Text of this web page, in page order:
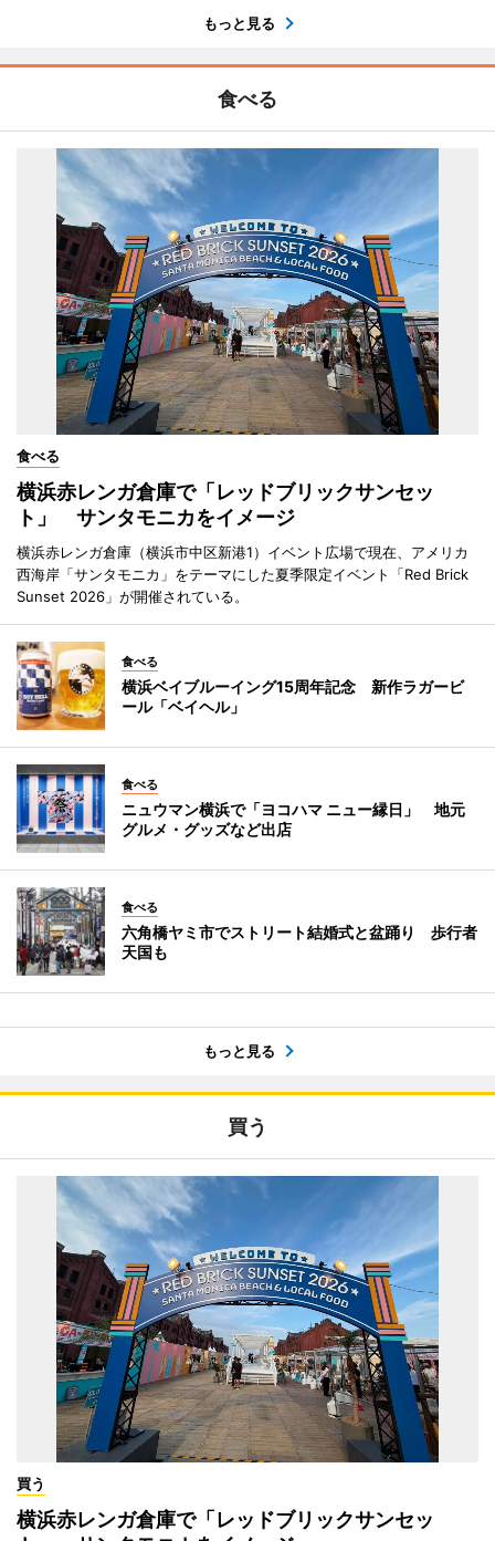
もっと見る
食べる
食べる
横浜赤レンガ倉庫で「レッドブリックサンセッ
ト」 サンタモニカをイメージ
横浜赤レンガ倉庫（横浜市中区新港1）イベント広場で現在、アメリカ
西海岸「サンタモニカ」をテーマにした夏季限定イベント「Red Brick
Sunset 2026」が開催されている。
食べる
横浜ベイブルーイング15周年記念 新作ラガービ
ール「ベイヘル」
食べる
ニュウマン横浜で「ヨコハマ ニュー縁日」 地元
グルメ・グッズなど出店
食べる
六角橋ヤミ市でストリート結婚式と盆踊り 歩行者
天国も
もっと見る
買う
買う
横浜赤レンガ倉庫で「レッドブリックサンセッ